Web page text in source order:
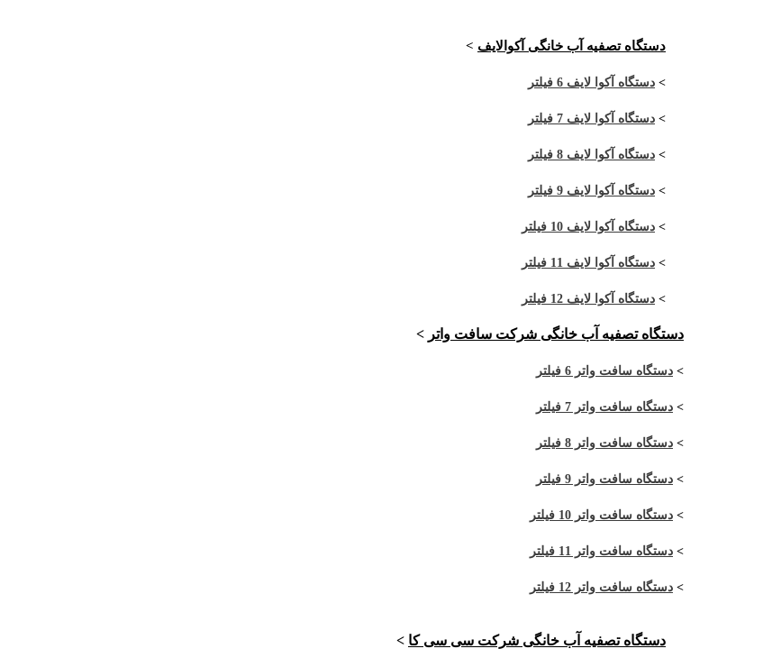
دستگاه تصفیه آب خانگی آکوالایف >
> دستگاه آکوا لایف 6 فیلتر
> دستگاه آکوا لایف 7 فیلتر
> دستگاه آکوا لایف 8 فیلتر
> دستگاه آکوا لایف 9 فیلتر
> دستگاه آکوا لایف 10 فیلتر
> دستگاه آکوا لایف 11 فیلتر
> دستگاه آکوا لایف 12 فیلتر
دستگاه تصفیه آب خانگی شرکت سافت واتر >
> دستگاه سافت واتر 6 فیلتر
> دستگاه سافت واتر 7 فیلتر
> دستگاه سافت واتر 8 فیلتر
> دستگاه سافت واتر 9 فیلتر
> دستگاه سافت واتر 10 فیلتر
> دستگاه سافت واتر 11 فیلتر
> دستگاه سافت واتر 12 فیلتر
دستگاه تصفیه آب خانگی شرکت سی سی کا >